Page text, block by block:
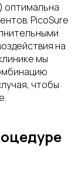
оптимальна
PicoSure
на
мы
чтобы